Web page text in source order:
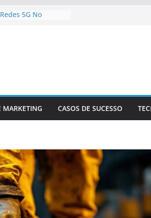
5G No
Futuras
Inteligência
De Dados
Inovação
MARKETING CASOS DE SUCESSO